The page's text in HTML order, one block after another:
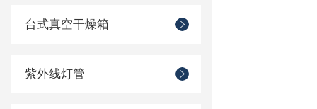
台式真空干燥箱
紫外线灯管